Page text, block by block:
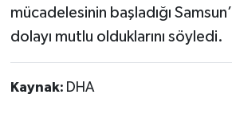
mücadelesinin başladığı
dolayı mutlu olduklarını söyledi.
Kaynak: DHA